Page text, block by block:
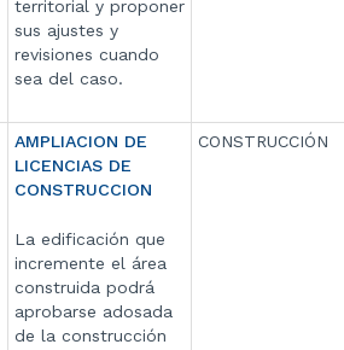
territorial y proponer
sus ajustes y
revisiones cuando
sea del caso.
AMPLIACION DE
LICENCIAS DE
CONSTRUCCION
La edificación que
incremente el área
construida podrá
aprobarse adosada
de la construcción
CONSTRUCCIÓN